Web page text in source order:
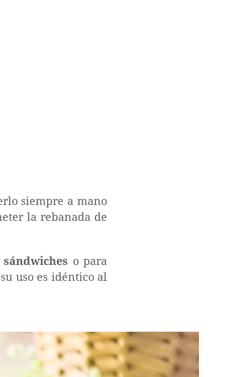
siempre a mano
la rebanada de
o para
uso es idéntico al